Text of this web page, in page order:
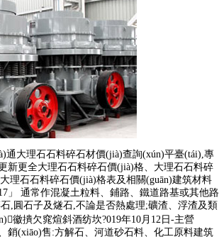
通大理石石料碎石材價(jià)查詢(xún)平臺(tái),專
更全大理石石料碎石價(jià)格、大理石石料碎
理石石料碎石價(jià)格表及相關(guān)建筑材料
通常作混凝土粒料、鋪路、鐵道路基或其他路
石,圓石子及燧石,不論是否熱處理;礦渣、浮渣及類
徽撌欠窕煊斜酒纺坎?019年10月12日-主營
、銷(xiāo)售:方解石、河道砂石料、化工原料建筑